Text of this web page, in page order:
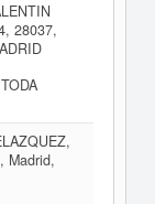
28037,
Madrid,